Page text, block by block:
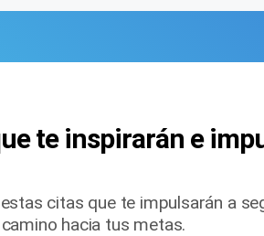
te inspirarán e
citas que te impulsarán a
hacia tus metas.